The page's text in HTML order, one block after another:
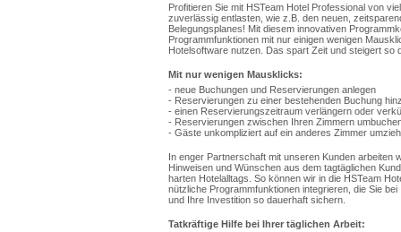
Profitieren Sie mit HSTeam Hotel Professional von
zuverlässig entlasten, wie z.B. den neuen,
Belegungsplanes! Mit diesem innovativen
Programmfunktionen mit nur einigen wenigen
Hotelsoftware nutzen. Das spart Zeit und steigert so
Mit nur wenigen Mausklicks:
- neue Buchungen und Reservierungen anlegen
- Reservierungen zu einer bestehenden Buchung
- einen Reservierungszeitraum verlängern oder
- Reservierungen zwischen Ihren Zimmern
- Gäste unkompliziert auf ein anderes Zimmer
In enger Partnerschaft mit unseren Kunden arbeiten
Hinweisen und Wünschen aus dem tagtäglichen
harten Hotelalltags. So können wir in die HSTeam
nützliche Programmfunktionen integrieren, die Sie
und Ihre Investition so dauerhaft sichern.
Tatkräftige Hilfe bei Ihrer täglichen Arbeit: